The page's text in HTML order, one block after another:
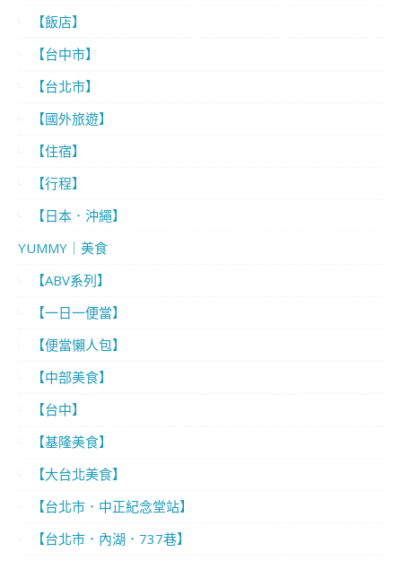
【飯店】
【台中市】
【台北市】
【國外旅遊】
【住宿】
【行程】
【日本．沖繩】
YUMMY｜美食
【ABV系列】
【一日一便當】
【便當懶人包】
【中部美食】
【台中】
【基隆美食】
【大台北美食】
【台北市．中正紀念堂站】
【台北市．內湖．737巷】